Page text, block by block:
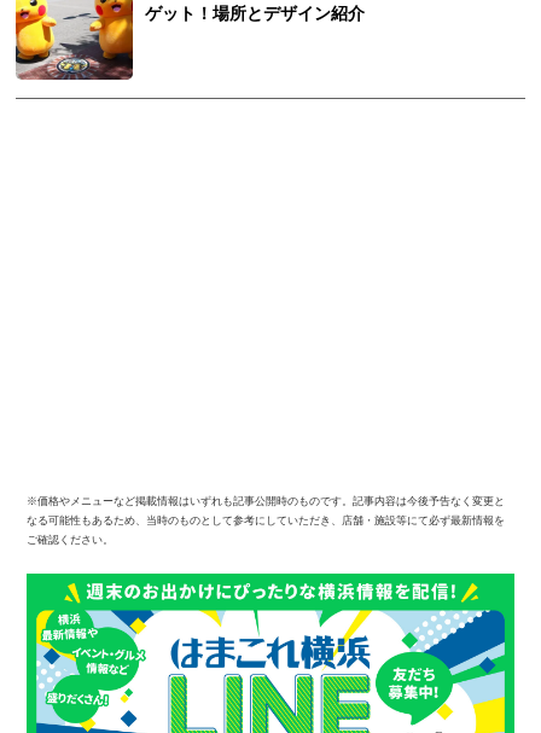
ゲット！場所とデザイン紹介
※価格やメニューなど掲載情報はいずれも記事公開時のものです。記事内容は今後予告なく変更と
なる可能性もあるため、当時のものとして参考にしていただき、店舗・施設等にて必ず最新情報を
ご確認ください。